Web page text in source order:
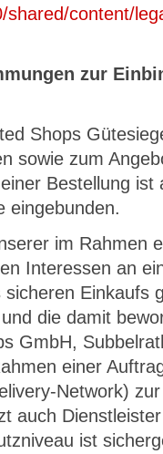
shared/content/
zur
Shops
sowie zum
Bestellung ist
eingebunden.
im Rahmen
Interessen an
Einkaufs
die damit
GmbH,
einer
Network)
auch
ist